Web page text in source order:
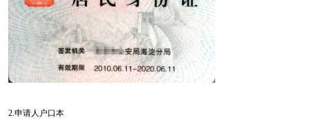
2.申请人户口本